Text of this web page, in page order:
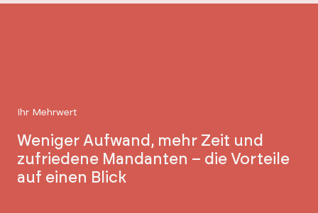
Ihr Mehrwert
Weniger Aufwand, mehr Zeit und
zufriedene Mandanten – die Vorteile
auf einen Blick